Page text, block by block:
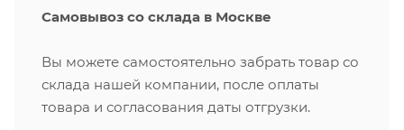
Самовывоз со склада в Москве
Вы можете самостоятельно забрать товар со
склада нашей компании, после оплаты
товара и согласования даты отгрузки.